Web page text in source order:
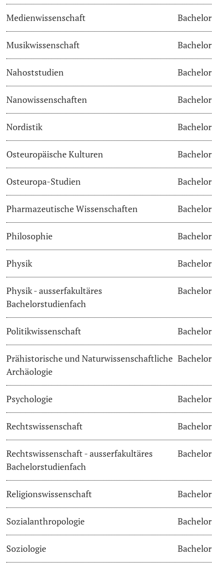
Language Center
Learning Spaces
Lernbörse
Medienwissenschaft Bachelor
Musikwissenschaft Bachelor
Nahoststudien Bachelor
Nanowissenschaften Bachelor
Nordistik Bachelor
Osteuropäische Kulturen Bachelor
Osteuropa-Studien Bachelor
Pharmazeutische Wissenschaften Bachelor
Philosophie Bachelor
Physik Bachelor
Physik - ausserfakultäres
Bachelorstudienfach
Bachelor
Politikwissenschaft Bachelor
Prähistorische und Naturwissenschaftliche
Archäologie
Bachelor
Psychologie Bachelor
Rechtswissenschaft Bachelor
Rechtswissenschaft - ausserfakultäres
Bachelorstudienfach
Bachelor
Religionswissenschaft Bachelor
Sozialanthropologie Bachelor
Soziologie Bachelor